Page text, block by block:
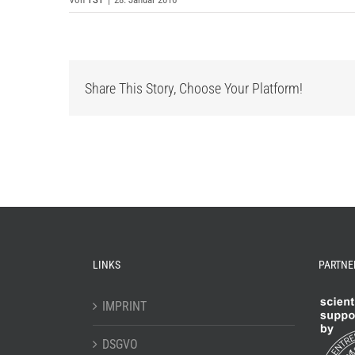
Share This Story, Choose Your Platform!
LINKS
IMPRINT
DSGVO